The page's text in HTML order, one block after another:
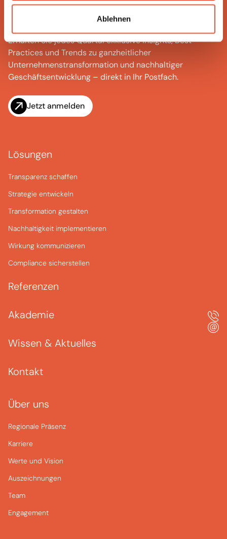
Ablehnen
Bleiben Sie auf dem Laufenden.
Erhalten Sie jedes Quartal exklusive Insights, Best
Practices und Trends zu ganzheitlicher
Unternehmenstransformation und nachhaltiger
Geschäftsentwicklung – direkt in Ihr Postfach.
Jetzt anmelden
Lösungen
Transparenz schaffen
Strategie entwickeln
Transformation gestalten
Nachhaltigkeit implementieren
Wirkung kommunizieren
Compliance sicherstellen
Referenzen
Akademie
Wissen & Aktuelles
Kontakt
Über uns
Regionale Präsenz
Karriere
Werte und Vision
Auszeichnungen
Team
Engagement